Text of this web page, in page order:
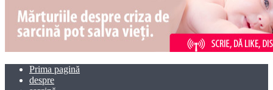
Prima pagină
despre